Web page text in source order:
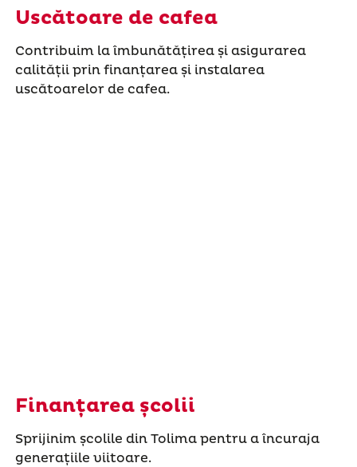
Uscătoare de cafea
Contribuim la îmbunătățirea și asigurarea
calității prin finanțarea și instalarea
uscătoarelor de cafea.
Finanțarea școlii
Sprijinim școlile din Tolima pentru a încuraja
generațiile viitoare.